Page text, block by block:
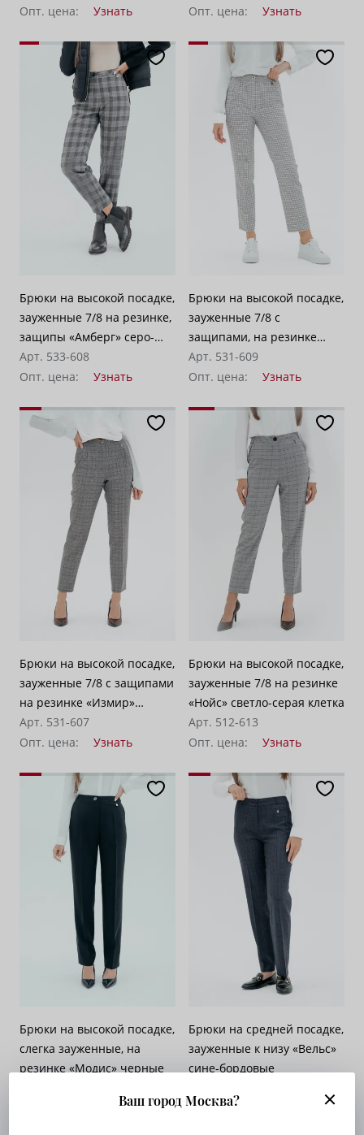
Опт. цена:
Узнать
черные
Опт. цена:
Узнать
Брюки на высокой посадке,
зауженные 7/8 на резинке,
защипы «Амберг» серо-
бежевые
Арт. 533-608
Опт. цена:
Узнать
Брюки на высокой посадке,
зауженные 7/8 с
защипами, на резинке
«Кассель» светло-серые
Арт. 531-609
Опт. цена:
Узнать
Брюки на высокой посадке,
зауженные 7/8 с защипами
на резинке «Измир»
светло-серые
Арт. 531-607
Опт. цена:
Узнать
Брюки на высокой посадке,
зауженные 7/8 на резинке
«Нойс» светло-серая клетка
Арт. 512-613
Опт. цена:
Узнать
Брюки на высокой посадке,
слегка зауженные, на
резинке «Модис» черные
Узнать
Брюки на средней посадке,
зауженные к низу «Вельс»
сине-бордовые
Опт. цена:
Ваш город Москва?